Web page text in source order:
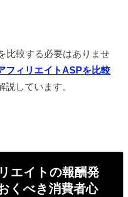
比較する必要はありませ
フィリエイトASPを比較
説しています。
エイトの報酬発
くべき消費者心